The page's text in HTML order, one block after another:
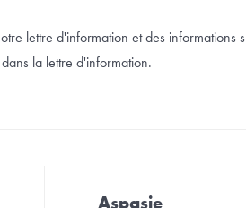
lettre d'information et des informations
la lettre d'information.
Aspasie